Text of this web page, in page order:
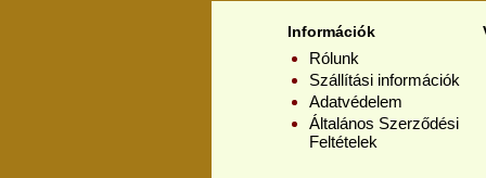
Információk
Rólunk
Szállítási információk
Adatvédelem
Általános Szerződési
Feltételek